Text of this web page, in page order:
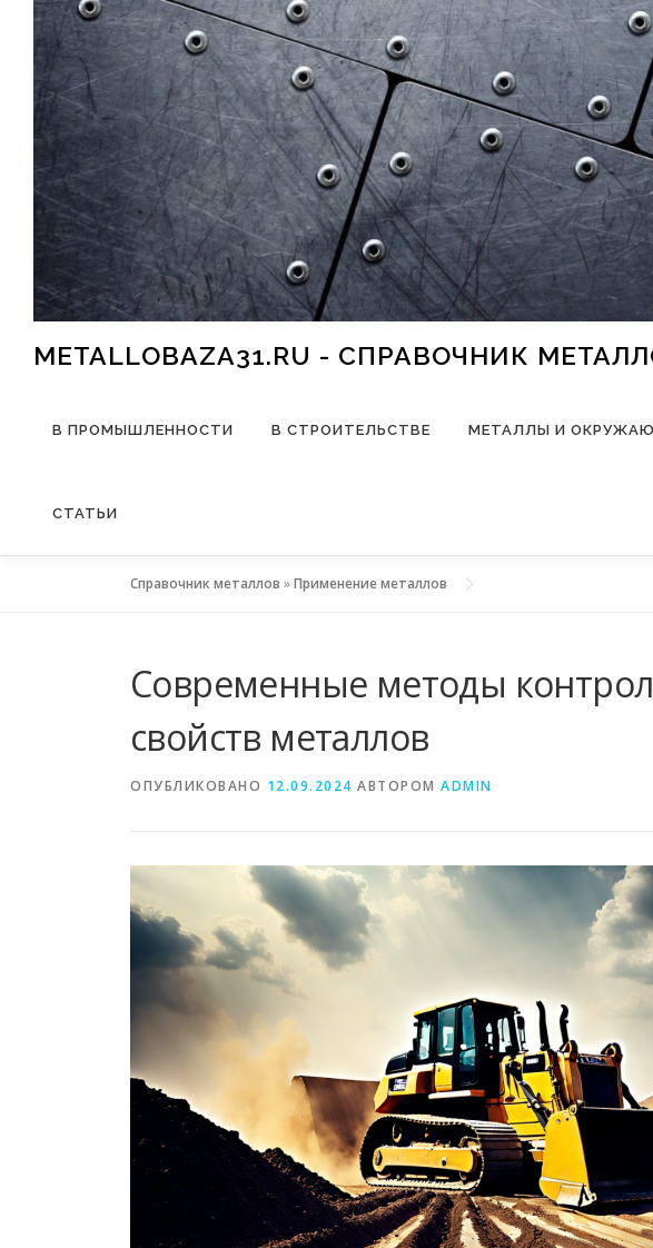
Перейти к содержимому
METALLOBAZA31.RU - СПРАВОЧНИК
В ПРОМЫШЛЕННОСТИ В СТРОИТЕЛЬСТВЕ МЕТАЛЛЫ И
СТАТЬИ
Справочник металлов »Применение металлов
Современные методы
свойств металлов
ОПУБЛИКОВАНО 12.09.2024 АВТОРОМ ADMIN